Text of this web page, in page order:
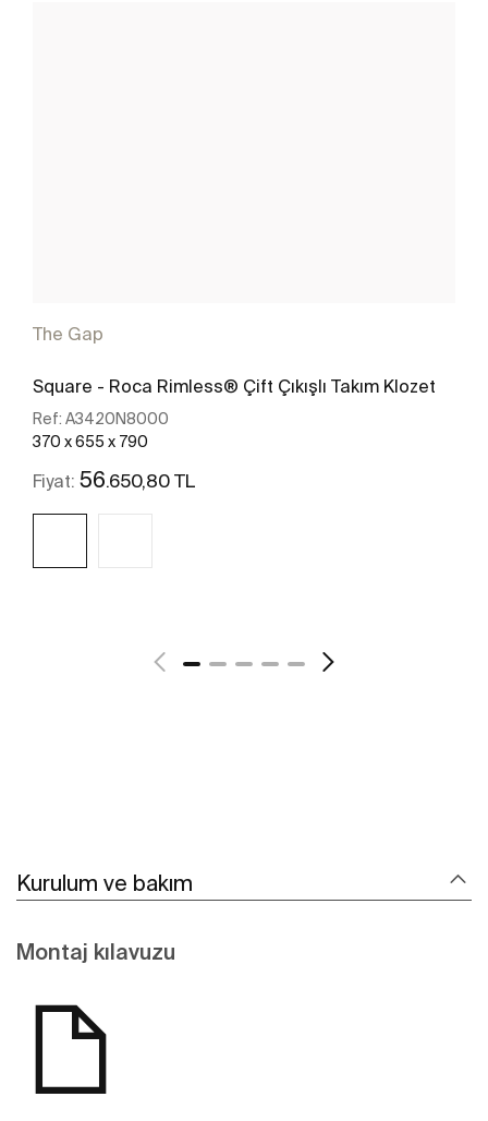
The Gap
Square - Roca Rimless® Çift Çıkışlı Takım Klozet
Ref: A3420N8000
370 x 655 x 790
Fiyat: 56.650,80 TL
Kurulum ve bakım
Montaj kılavuzu